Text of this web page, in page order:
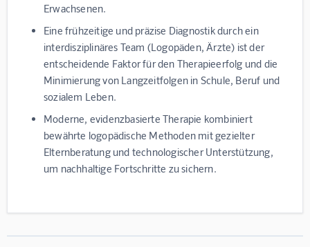
Erwachsenen.
Eine frühzeitige und präzise Diagnostik durch ein
interdisziplinäres Team (Logopäden, Ärzte) ist der
entscheidende Faktor für den Therapieerfolg und die
Minimierung von Langzeitfolgen in Schule, Beruf und
sozialem Leben.
Moderne, evidenzbasierte Therapie kombiniert
bewährte logopädische Methoden mit gezielter
Elternberatung und technologischer Unterstützung,
um nachhaltige Fortschritte zu sichern.